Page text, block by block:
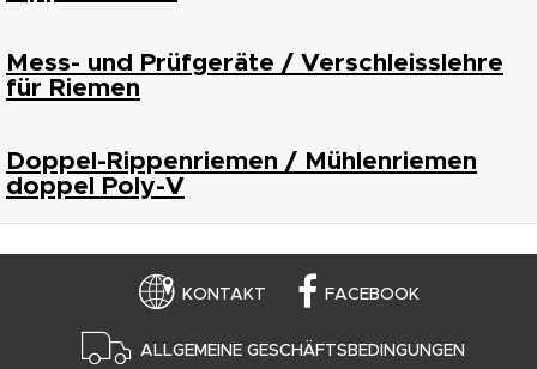
Mess- und Prüfgeräte / Verschleisslehre
für Riemen
Doppel-Rippenriemen / Mühlenriemen
doppel Poly-V
KONTAKT FACEBOOK
ALLGEMEINE GESCHÄFTSBEDINGUNGEN